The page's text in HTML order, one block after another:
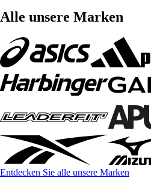
Alle unsere Marken
Entdecken Sie alle unsere Marken